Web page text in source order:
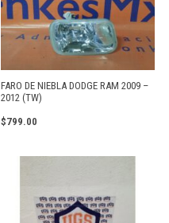
FARO DE NIEBLA DODGE RAM 2009 –
2012 (TW)
$799.00